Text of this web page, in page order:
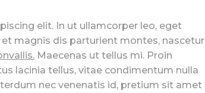
elit. In ut ullamcorper leo, eget
magnis dis parturient montes, nascetur
Maecenas ut tellus mi. Proin
lacinia tellus, vitae condimentum nulla
nec venenatis id, pretium sit amet